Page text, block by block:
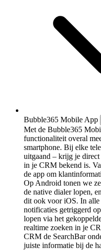
Bubble365 Mobile App
Met de Bubble365
functionaliteit overal
smartphone. Bij elke
uitgaand – krijg je direct
in je CRM bekend is.
de app om
Op Android tonen we
de native dialer lopen,
dit ook voor iOS. In alle
notificaties getriggerd
lopen via het
realtime zoeken in je
CRM de SearchBar
juiste informatie bij de